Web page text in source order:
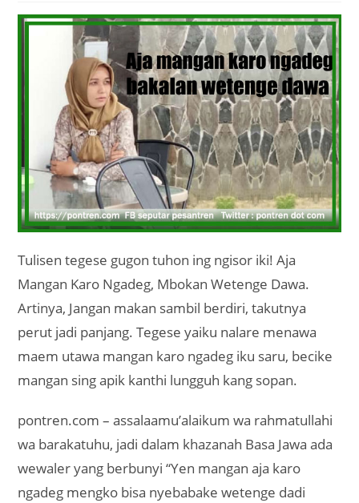
Tulisen tegese gugon tuhon ing ngisor iki! Aja
Mangan Karo Ngadeg, Mbokan Wetenge Dawa.
Artinya, Jangan makan sambil berdiri, takutnya
perut jadi panjang. Tegese yaiku nalare menawa
maem utawa mangan karo ngadeg iku saru, becike
mangan sing apik kanthi lungguh kang sopan.
pontren.com – assalaamu’alaikum wa rahmatullahi
wa barakatuhu, jadi dalam khazanah Basa Jawa ada
wewaler yang berbunyi “Yen mangan aja karo
ngadeg mengko bisa nyebabake wetenge dadi